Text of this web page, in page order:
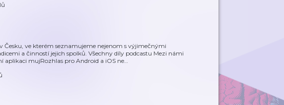
Česku, ve kterém seznamujeme nejenom s výjimečnými
a činností jejich spolků. Všechny díly podcastu Mezi námi
aplikaci mujRozhlas pro Android a iOS ne…